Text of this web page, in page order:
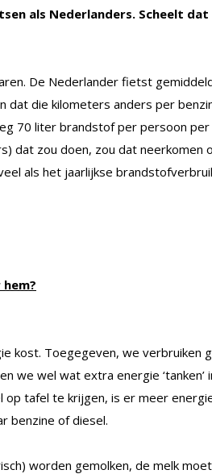
als Nederlanders. Scheelt dat
De Nederlander fietst
dat die kilometers anders per
70 liter brandstof per persoon per
dat zou doen, zou dat neerkomen
als het jaarlijkse
kost. Toegegeven, we verbruiken
we wel wat extra energie ‘tanken’
tafel te krijgen, is er meer
benzine of diesel.
worden gemolken, de melk